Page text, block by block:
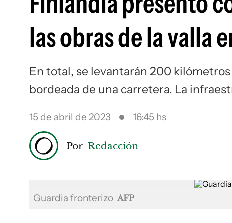
las obras de la valla
En total, se levantarán 200
bordeada de una carretera. La
15 de abril de 2023 16:45 hs
Por Redacción
Guardia fronterizo AFP